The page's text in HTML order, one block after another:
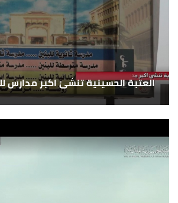
العتبة الحسينية تنشئ اكبر مدارس